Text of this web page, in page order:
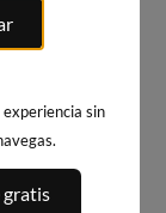
sin
gratis